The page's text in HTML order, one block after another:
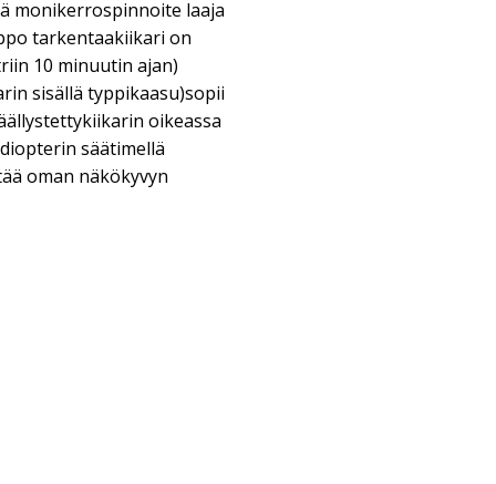
monikerrospinnoite laaja
tarkentaakiikari on
10 minuutin ajan)
sisällä typpikaasu)sopii
oikeassa
säätimellä
oman näkökyvyn